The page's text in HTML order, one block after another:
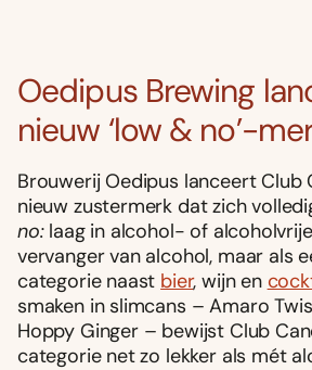
Oedipus Brewing
nieuw ‘low & no’-
Brouwerij Oedipus lanceert Club
nieuw zustermerk dat zich
no: laag in alcohol- of
vervanger van alcohol, maar als
categorie naast bier, wijn en
smaken in slimcans – Amaro
Hoppy Ginger – bewijst Club
categorie net zo lekker als mét